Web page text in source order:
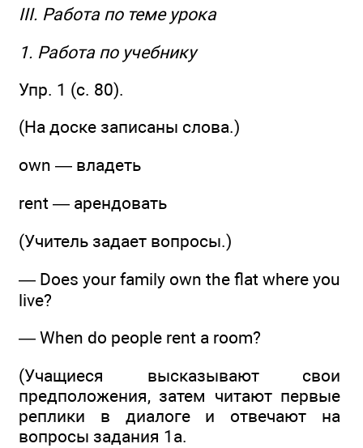
III. Работа по теме урока
1. Работа по учебнику
Упр. 1 (с. 80).
(На доске записаны слова.)
own — владеть
rent — арендовать
(Учитель задает вопросы.)
— Does your family own the flat where you
live?
— When do people rent a room?
(Учащиеся высказывают свои
предположения, затем читают первые
реплики в диалоге и отвечают на
вопросы задания 1а.